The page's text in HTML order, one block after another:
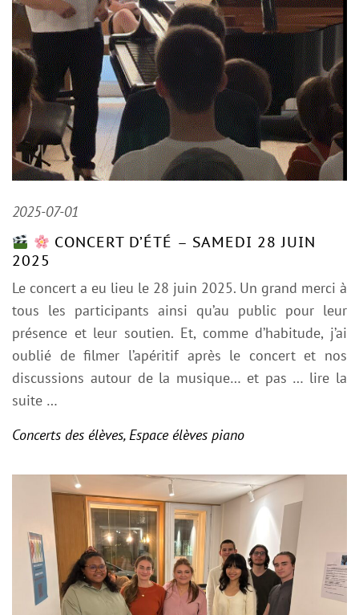
2025-07-01
CONCERT D’ÉTÉ – SAMEDI 28 JUIN
2025
Le concert a eu lieu le 28 juin 2025. Un grand merci à
tous les participants ainsi qu’au public pour leur
présence et leur soutien. Et, comme d’habitude, j’ai
oublié de filmer l’apéritif après le concert et nos
discussions autour de la musique… et pas … lire la
suite …
Concerts des élèves,Espace élèves piano